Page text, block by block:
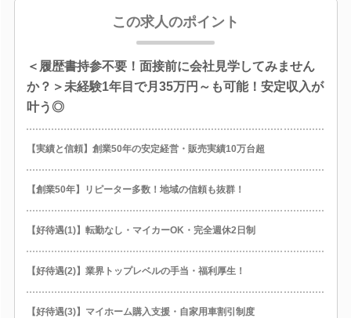
この求人のポイント
＜履歴書持参不要！面接前に会社見学してみません
か？＞未経験1年目で月35万円～も可能！安定収入が
叶う◎
【実績と信頼】創業50年の安定経営・販売実績10万台超
【創業50年】リピーター多数！地域の信頼も抜群！
【好待遇(1)】転勤なし・マイカーOK・完全週休2日制
【好待遇(2)】業界トップレベルの手当・福利厚生！
【好待遇(3)】マイホーム購入支援・自家用車割引制度